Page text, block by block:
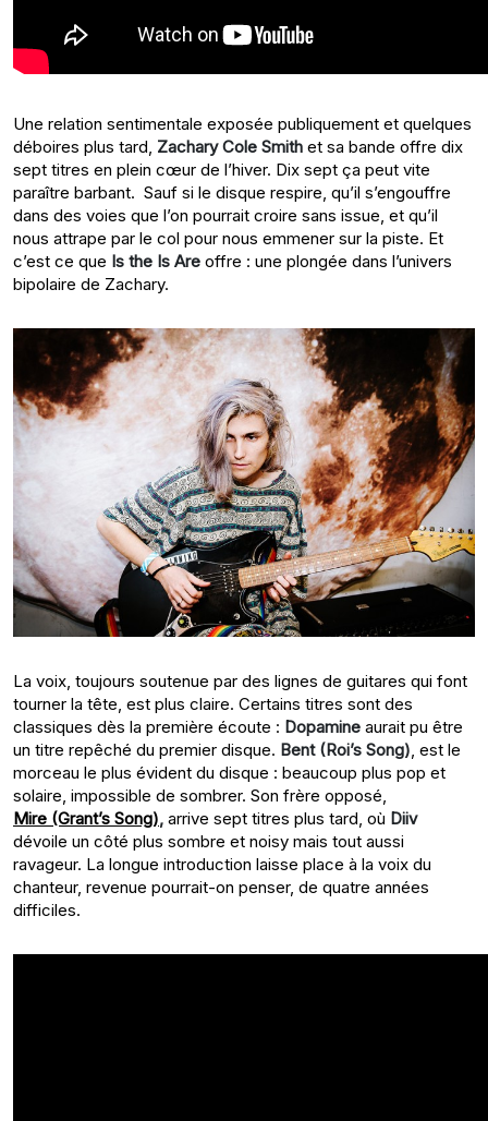
Une relation sentimentale exposée publiquement et quelques
déboires plus tard, Zachary Cole Smith et sa bande offre dix
sept titres en plein cœur de l’hiver. Dix sept ça peut vite
paraître barbant. Sauf si le disque respire, qu’il s’engouffre
dans des voies que l’on pourrait croire sans issue, et qu’il
nous attrape par le col pour nous emmener sur la piste. Et
c’est ce que Is the Is Are offre : une plongée dans l’univers
bipolaire de Zachary.
La voix, toujours soutenue par des lignes de guitares qui font
tourner la tête, est plus claire. Certains titres sont des
classiques dès la première écoute : Dopamine aurait pu être
un titre repêché du premier disque. Bent (Roi’s Song), est le
morceau le plus évident du disque : beaucoup plus pop et
solaire, impossible de sombrer. Son frère opposé,
Mire (Grant’s Song), arrive sept titres plus tard, où Diiv
dévoile un côté plus sombre et noisy mais tout aussi
ravageur. La longue introduction laisse place à la voix du
chanteur, revenue pourrait-on penser, de quatre années
difficiles.